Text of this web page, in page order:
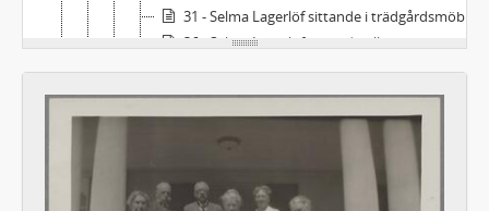
31 - Selma Lagerlöf sittande i trädgårdsmöbler tillsammans med Valborg Olander och Ellen Lundgren
36 - Selma Lagerlöf sittande tillsammans med Matilda Widegren och en man och en kvinna
37 - Selma Lagerlöf i procession till Domkyrkan under Linnéfesten i Uppsala då hon blev hedersdoktor
39 - Selma Lagerlöf på Järnvägstorget i Helsingfors tillsammans med Ida Strömborg, Valborg Olander och Gustaf Söderström
47 - Selma Lagerlöf tillsammans med Sven Hedin och Henriette Coyet under firandet av sin åttioårsdag
2 - Selma Lagerlöf, grupporträtt
4 - Selma Lagerlöf, grupporträtt